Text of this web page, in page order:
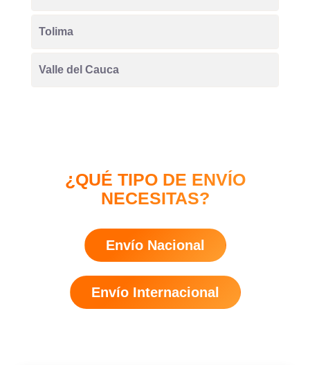
Tolima
Valle del Cauca
¿QUÉ TIPO DE ENVÍO
NECESITAS?
Envío Nacional
Envío Internacional